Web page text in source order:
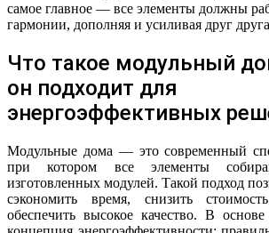
самое главное — все элементы должны
гармонии, дополняя и усиливая друг
Что такое модульный
он подходит для
энергоэффективных
Модульные дома — это современный
при котором все элементы
изготовленных модулей. Такой подход
сэкономить время, снизить
обеспечить высокое качество. В